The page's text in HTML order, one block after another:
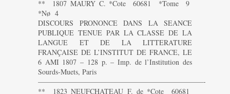
** 1807 MAURY C. *Cote 60681 *Tome 9
*Nø 4
DISCOURS PRONONCE DANS LA SEANCE
PUBLIQUE TENUE PAR LA CLASSE DE LA
LANGUE ET DE LA LITTERATURE
FRANÇAISE DE L’INSTITUT DE FRANCE, LE
6 AMI 1807 – 128 p. – Imp. de l’Institution des
Sourds-Muets, Paris
———————————————————————-
** 1823 NEUFCHATEAU F. de *Cote 60681